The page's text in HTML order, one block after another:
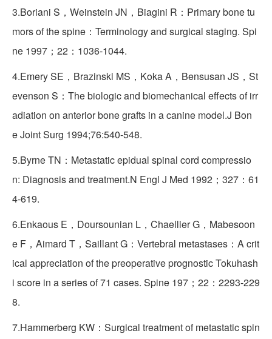
3.Boriani S，Weinstein JN，Biagini R：Primary bone tu
mors of the spine：Terminology and surgical staging. Spi
ne 1997；22：1036-1044.
4.Emery SE，Brazinski MS，Koka A，Bensusan JS，St
evenson S：The biologic and biomechanical effects of irr
adiation on anterior bone grafts in a canine model.J Bon
e Joint Surg 1994;76:540-548.
5.Byrne TN：Metastatic epidual spinal cord compressio
n: Diagnosis and treatment.N Engl J Med 1992；327：61
4-619.
6.Enkaous E，Doursounian L，Chaellier G，Mabesoon
e F，Aimard T，Saillant G：Vertebral metastases：A crit
ical appreciation of the preoperative prognostic Tokuhash
i score in a series of 71 cases. Spine 197；22：2293-229
8.
7.Hammerberg KW：Surgical treatment of metastatic spin